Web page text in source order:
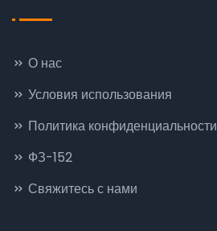
О нас
Условия использования
Политика конфиденциальности
ФЗ-152
Свяжитесь с нами